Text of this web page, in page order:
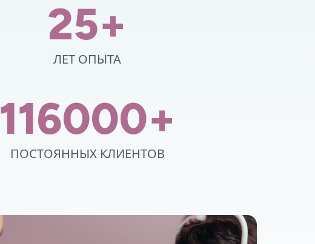
25+
ЛЕТ ОПЫТА
116000+
ПОСТОЯННЫХ КЛИЕНТОВ